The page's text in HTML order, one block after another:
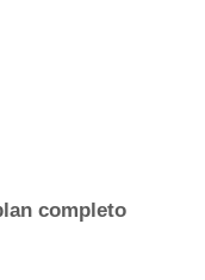
completo